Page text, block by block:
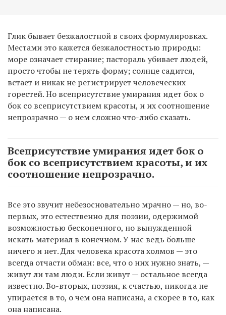
Глик бывает безжалостной в своих формулировках.
Местами это кажется безжалостностью природы:
море означает стирание; пастораль убивает людей,
просто чтобы не терять форму; солнце садится,
встает и никак не регистрирует человеческих
горестей. Но всеприсутствие умирания идет бок о
бок со всеприсутствием красоты, и их соотношение
непрозрачно — о нем сложно что-либо сказать.
Всеприсутствие умирания идет бок о
бок со всеприсутствием красоты, и их
соотношение непрозрачно.
Все это звучит небезосновательно мрачно — но, во-
первых, это естественно для поэзии, одержимой
возможностью бесконечного, но вынужденной
искать материал в конечном. У нас ведь больше
ничего и нет. Для человека красота холмов — это
всегда отчасти обман: все, что о них нужно знать, —
живут ли там люди. Если живут — остальное всегда
известно. Во-вторых, поэзия, к счастью, никогда не
упирается в то, о чем она написана, а скорее в то, как
она написана.